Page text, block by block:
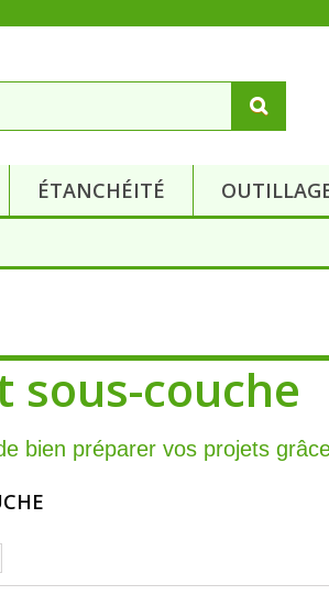
ÉTANCHÉITÉ
sous-couche
bien préparer vos projets